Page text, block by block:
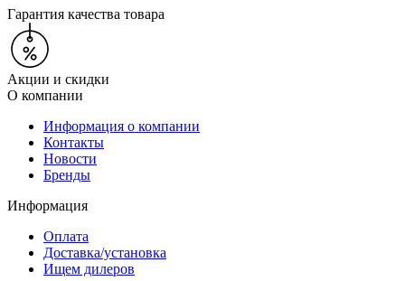
Гарантия качества товара
Акции и скидки
О компании
Информация о компании
Контакты
Новости
Бренды
Информация
Оплата
Доставка/установка
Ищем дилеров